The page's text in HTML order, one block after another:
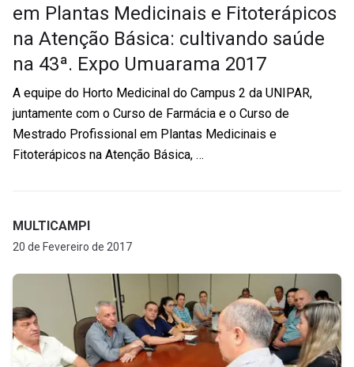
em Plantas Medicinais e Fitoterápicos
na Atenção Básica: cultivando saúde
na 43ª. Expo Umuarama 2017
A equipe do Horto Medicinal do Campus 2 da UNIPAR,
juntamente com o Curso de Farmácia e o Curso de
Mestrado Profissional em Plantas Medicinais e
Fitoterápicos na Atenção Básica, …
MULTICAMPI
20 de Fevereiro de 2017